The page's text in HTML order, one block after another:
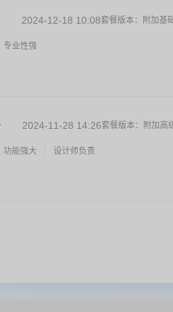
2024-12-18 10:08套餐版本： 附加基
专业性强
2024-11-28 14:26套餐版本： 附加高
功能强大 设计师负责